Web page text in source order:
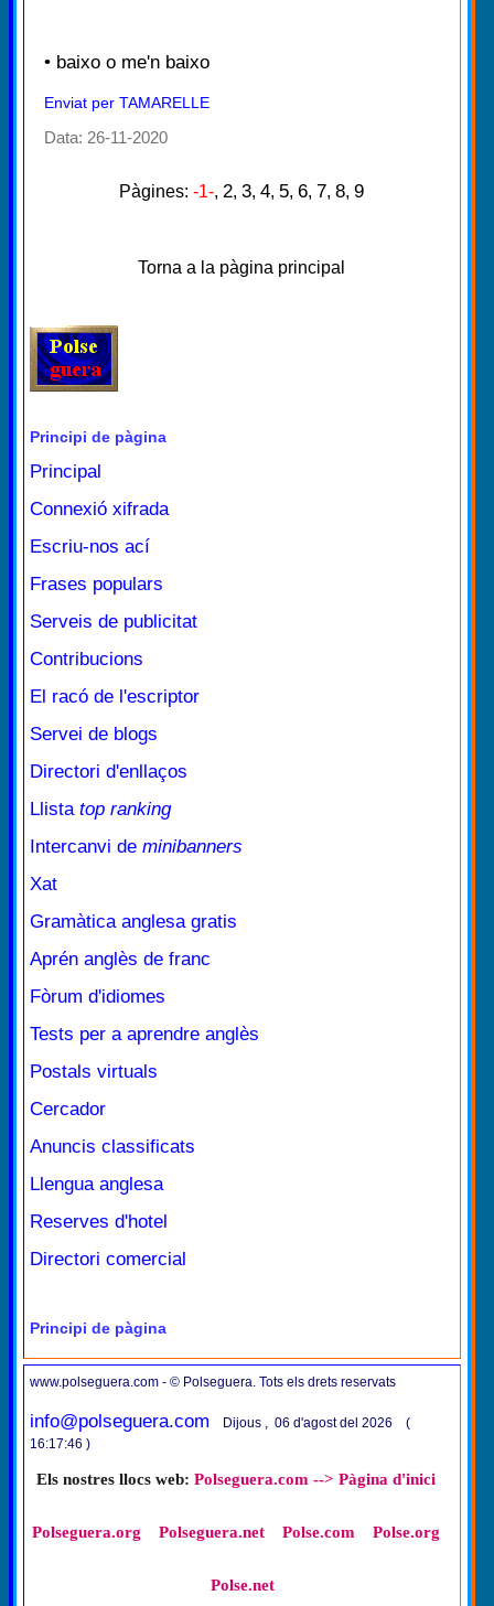
• baixo o me'n baixo
Enviat per TAMARELLE
Data: 26-11-2020
Pàgines: -1-, 2, 3, 4, 5, 6, 7, 8, 9
Torna a la pàgina principal
Principi de pàgina
Principal
Connexió xifrada
Escriu-nos ací
Frases populars
Serveis de publicitat
Contribucions
El racó de l'escriptor
Servei de blogs
Directori d'enllaços
Llista top ranking
Intercanvi de minibanners
Xat
Gramàtica anglesa gratis
Aprén anglès de franc
Fòrum d'idiomes
Tests per a aprendre anglès
Postals virtuals
Cercador
Anuncis classificats
Llengua anglesa
Reserves d'hotel
Directori comercial
Principi de pàgina
www.polseguera.com - © Polseguera. Tots els drets reservats
info@polseguera.com
Dijous , 06 d'agost del 2026 (
16:17:46 )
Els nostres llocs web: Polseguera.com --> Pàgina d'inici
Polseguera.org Polseguera.net Polse.com Polse.org
Polse.net